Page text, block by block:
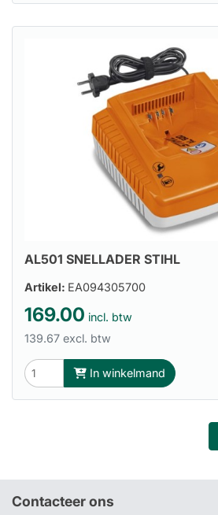
AL501 SNELLADER STIHL
Artikel: EA094305700
169.00 incl. btw
139.67 excl. btw
In winkelmand
Contacteer ons